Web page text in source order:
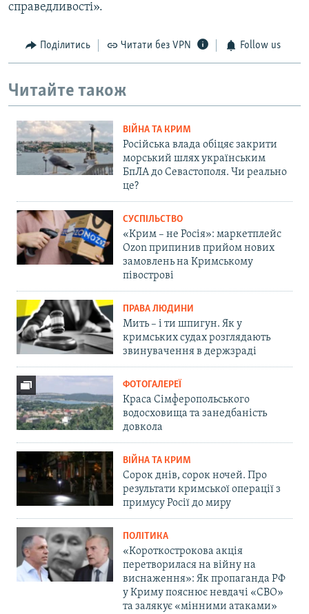
справедливості».
Поділитись Читати без VPN Follow us
Читайте також
ВІЙНА ТА КРИМ
Російська влада обіцяє закрити
морський шлях українським
БпЛА до Севастополя. Чи реально
це?
СУСПІЛЬСТВО
«Крим – не Росія»: маркетплейс
Ozon припинив прийом нових
замовлень на Кримському
півострові
ПРАВА ЛЮДИНИ
Мить – і ти шпигун. Як у
кримських судах розглядають
звинувачення в держзраді
ФОТОГАЛЕРЕЇ
Краса Сімферопольського
водосховища та занедбаність
довкола
ВІЙНА ТА КРИМ
Сорок днів, сорок ночей. Про
результати кримської операції з
примусу Росії до миру
ПОЛІТИКА
«Короткострокова акція
перетворилася на війну на
виснаження»: Як пропаганда РФ
у Криму пояснює невдачі «СВО»
та залякує «мінними атаками»